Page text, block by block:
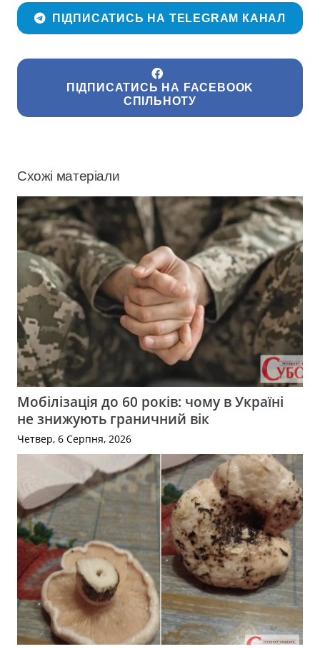
ПІДПИСАТИСЬ НА TELEGRAM КАНАЛ
ПІДПИСАТИСЬ НА FACEBOOK
СПІЛЬНОТУ
Схожі матеріали
Мобілізація до 60 років: чому в Україні
не знижують граничний вік
Четвер, 6 Серпня, 2026